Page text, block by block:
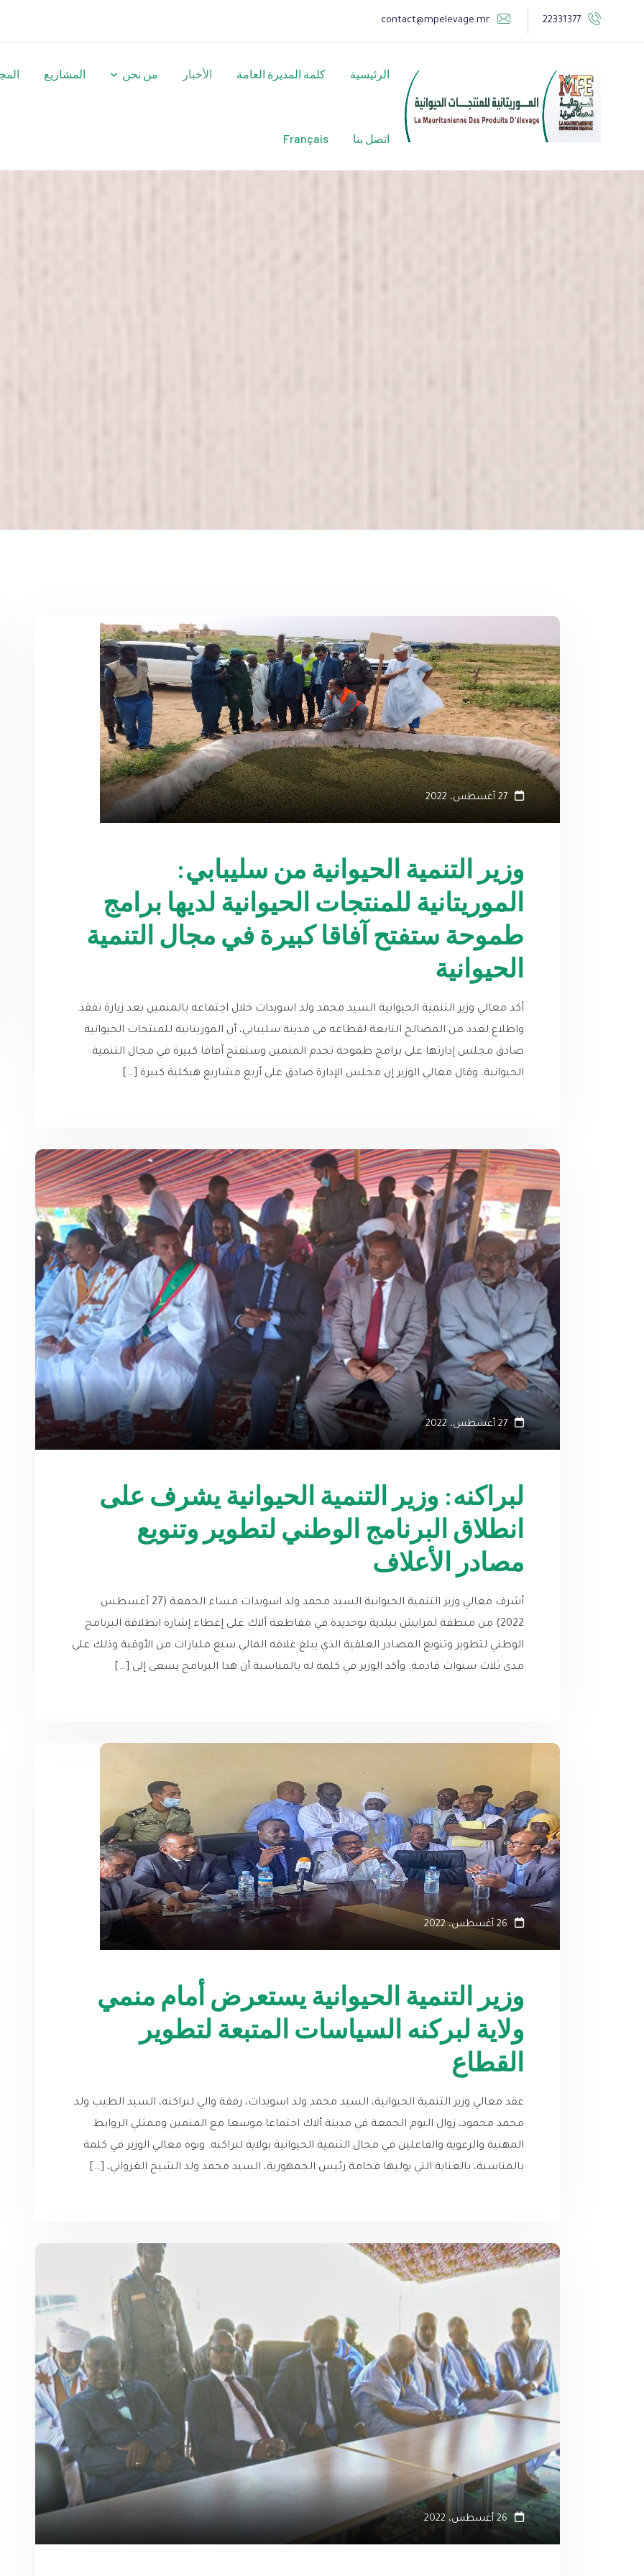
22331377
contact@mpelevage.mr
الرئيسية كلمة المديرة العامة الأخبار من نحن المشاريع
اتصل بنا Français
27 أغسطس، 2022
وزير التنمية الحيوانية من سليبابي:
الموريتانية للمنتجات الحيوانية لديها برامج
طموحة ستفتح آفاقا كبيرة في مجال التنمية
الحيوانية
أكد معالي وزير التنمية الحيوانية السيد محمد ولد اسويدات خلال اجتماعه بالمنمين بعد زيارة تفقد
واطلاع لعدد من المصالح التابعة لقطاعه في مدينة سليبابي، أن الموريتانية للمنتجات الحيوانية
صادق مجلس إدارتها على برامج طموحة تخدم المنمين وستفتح آفاقا كبيرة في مجال التنمية
الحيوانية. وقال معالي الوزير إن مجلس الإدارة صادق على أربع مشاريع هيكلية كبيرة […]
27 أغسطس، 2022
لبراكنه: وزير التنمية الحيوانية يشرف على
انطلاق البرنامج الوطني لتطوير وتنويع
مصادر الأعلاف
أشرف معالي وزير التنمية الحيوانية السيد محمد ولد اسويدات مساء الجمعة (27 أغسطس
2022) من منطقة لمرايش ببلدية بوحديدة في مقاطعة ألاك على إعطاء إشارة انطلاقة البرنامج
الوطني لتطوير وتنويع المصادر العلفية الذي يبلغ غلافه المالي سبع مليارات من الأوقية وذلك على
مدى ثلاث سنوات قادمة. وأكد الوزير في كلمة له بالمناسبة أن هذا البرنامج يسعى إلى […]
26 أغسطس، 2022
وزير التنمية الحيوانية يستعرض أمام منمي
ولاية لبركنه السياسات المتبعة لتطوير
القطاع
عقد معالي وزير التنمية الحيوانية، السيد محمد ولد اسويدات، رفقة والي لبراكنه، السيد الطيب ولد
محمد محمود، زوال اليوم الجمعة في مدينة ألاك اجتماعا موسعا مع المنمين وممثلي الروابط
المهنية والرعوية والفاعلين في مجال التنمية الحيوانية بولاية لبراكنه. ونوه معالي الوزير في كلمة
بالمناسبة، بالعناية التي يوليها فخامة رئيس الجمهورية، السيد محمد ولد الشيخ الغزواني، […]
26 أغسطس، 2022